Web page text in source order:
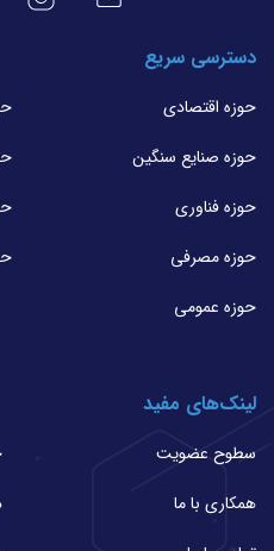
دسترسی سریع
حوزه اقتصادی
حوزه صنایع سنگین
حوزه فناوری
حوزه مصرفی
حوزه عمومی
لینک‌های مفید
سطوح عضویت
همکاری با ما